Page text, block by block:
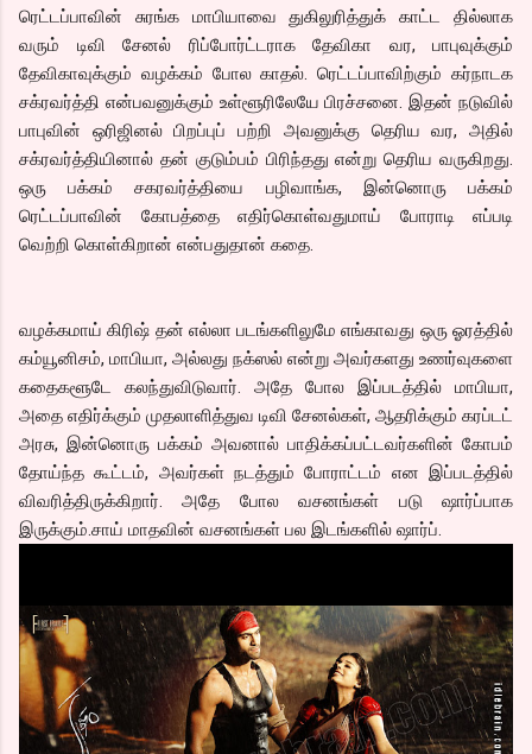
ரெட்டப்பாவின் சுரங்க மாபியாவை துகிலுரித்துக் காட்ட தில்லாக
வரும் டிவி சேனல் ரிப்போர்ட்டராக தேவிகா வர, பாபுவுக்கும்
தேவிகாவுக்கும் வழக்கம் போல காதல். ரெட்டப்பாவிற்கும் கர்நாடக
சக்ரவர்த்தி என்பவனுக்கும் உள்ளூரிலேயே பிரச்சனை. இதன் நடுவில்
பாபுவின் ஒரிஜினல் பிறப்புப் பற்றி அவனுக்கு தெரிய வர, அதில்
சக்ரவர்த்தியினால் தன் குடும்பம் பிரிந்தது என்று தெரிய வருகிறது.
ஒரு பக்கம் சகரவர்த்தியை பழிவாங்க, இன்னொரு பக்கம்
ரெட்டப்பாவின் கோபத்தை எதிர்கொள்வதுமாய் போராடி எப்படி
வெற்றி கொள்கிறான் என்பதுதான் கதை.
வழக்கமாய் கிரிஷ் தன் எல்லா படங்களிலுமே எங்காவது ஒரு ஓரத்தில்
கம்யூனிசம், மாபியா, அல்லது நக்ஸல் என்று அவர்களது உணர்வுகளை
கதைகளூடே கலந்துவிடுவார். அதே போல இப்படத்தில் மாபியா,
அதை எதிர்க்கும் முதலாளித்துவ டிவி சேனல்கள், ஆதரிக்கும் கரப்டட்
அரசு, இன்னொரு பக்கம் அவனால் பாதிக்கப்பட்டவர்களின் கோபம்
தோய்ந்த கூட்டம், அவர்கள் நடத்தும் போராட்டம் என இப்படத்தில்
விவரித்திருக்கிறார். அதே போல வசனங்கள் படு ஷார்ப்பாக
இருக்கும்.சாய் மாதவின் வசனங்கள் பல இடங்களில் ஷார்ப்.